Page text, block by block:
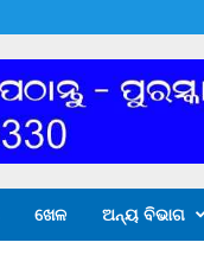
ଖେଳ ଅନ୍ୟ ବିଭାଗ